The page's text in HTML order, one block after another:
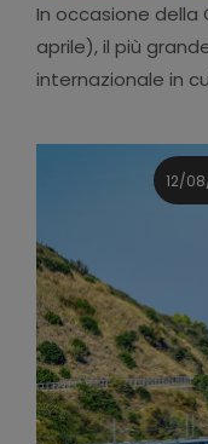
In occasione della
aprile), il più
internazionale in
12/